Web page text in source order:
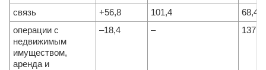
связь +56,8 101,4
68,4
операции с
недвижимым
имуществом,
аренда и
–18,4 – 137,6